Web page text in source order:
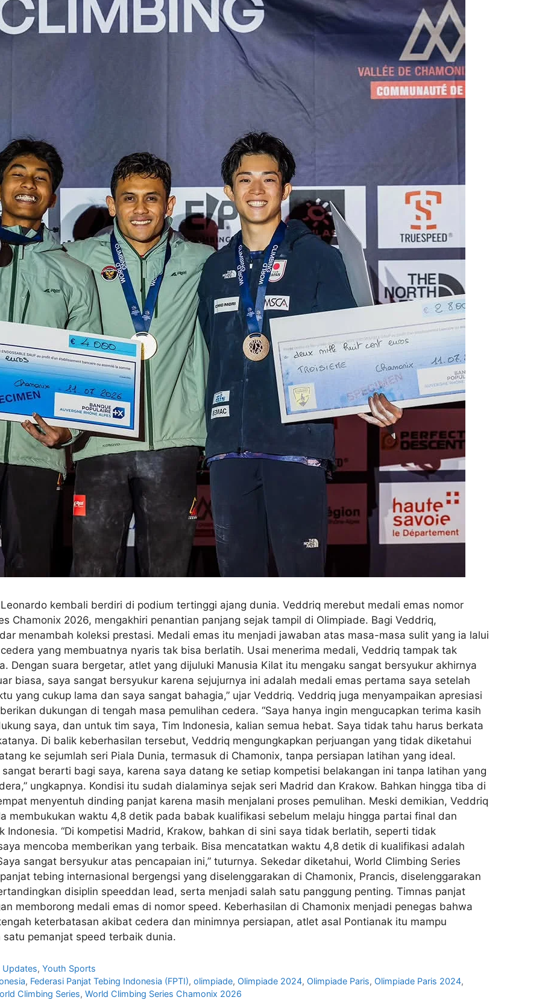
kembali berdiri di podium tertinggi ajang dunia. Veddriq merebut medali emas nomor
Chamonix 2026, mengakhiri penantian panjang sejak tampil di Olimpiade. Bagi Veddriq,
menambah koleksi prestasi. Medali emas itu menjadi jawaban atas masa-masa sulit yang ia lalui
yang membuatnya nyaris tak bisa berlatih. Usai menerima medali, Veddriq tampak tak
Dengan suara bergetar, atlet yang dijuluki Manusia Kilat itu mengaku sangat bersyukur akhirnya
biasa, saya sangat bersyukur karena sejujurnya ini adalah medali emas pertama saya setelah
yang cukup lama dan saya sangat bahagia,” ujar Veddriq. Veddriq juga menyampaikan apresiasi
dukungan di tengah masa pemulihan cedera. “Saya hanya ingin mengucapkan terima kasih
saya, dan untuk tim saya, Tim Indonesia, kalian semua hebat. Saya tidak tahu harus berkata
Di balik keberhasilan tersebut, Veddriq mengungkapkan perjuangan yang tidak diketahui
ke sejumlah seri Piala Dunia, termasuk di Chamonix, tanpa persiapan latihan yang ideal.
berarti bagi saya, karena saya datang ke setiap kompetisi belakangan ini tanpa latihan yang
ungkapnya. Kondisi itu sudah dialaminya sejak seri Madrid dan Krakow. Bahkan hingga tiba di
menyentuh dinding panjat karena masih menjalani proses pemulihan. Meski demikian, Veddriq
membukukan waktu 4,8 detik pada babak kualifikasi sebelum melaju hingga partai final dan
Indonesia. “Di kompetisi Madrid, Krakow, bahkan di sini saya tidak berlatih, seperti tidak
mencoba memberikan yang terbaik. Bisa mencatatkan waktu 4,8 detik di kualifikasi adalah
sangat bersyukur atas pencapaian ini,” tuturnya. Sekedar diketahui, World Climbing Series
tebing internasional bergengsi yang diselenggarakan di Chamonix, Prancis, diselenggarakan
disiplin speeddan lead, serta menjadi salah satu panggung penting. Timnas panjat
memborong medali emas di nomor speed. Keberhasilan di Chamonix menjadi penegas bahwa
keterbatasan akibat cedera dan minimnya persiapan, atlet asal Pontianak itu mampu
pemanjat speed terbaik dunia.
Updates,Youth Sports
, Federasi Panjat Tebing Indonesia (FPTI),olimpiade, Olimpiade 2024, Olimpiade Paris, Olimpiade Paris 2024,
Climbing Series, World Climbing Series Chamonix 2026